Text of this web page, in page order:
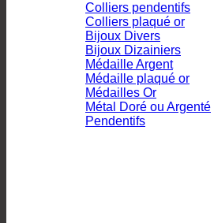
Colliers pendentifs
Colliers plaqué or
Bijoux Divers
Bijoux Dizainiers
Médaille Argent
Médaille plaqué or
Médailles Or
Métal Doré ou Argenté
Pendentifs